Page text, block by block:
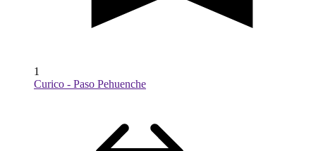
1
Curico - Paso Pehuenche